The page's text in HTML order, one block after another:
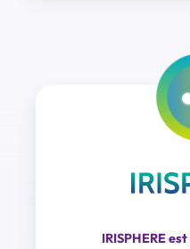
IRISPHERE